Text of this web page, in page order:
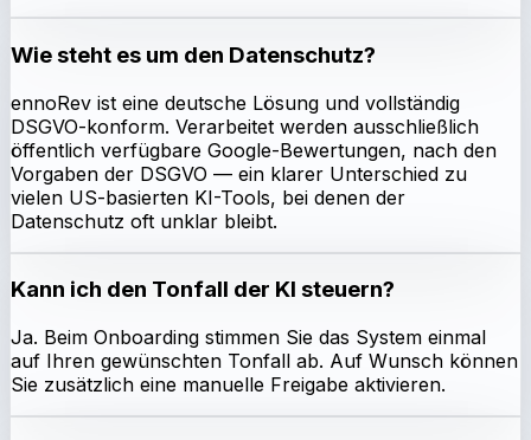
Wie steht es um den Datenschutz?
ennoRev ist eine deutsche Lösung und vollständig
DSGVO-konform. Verarbeitet werden ausschließlich
öffentlich verfügbare Google-Bewertungen, nach den
Vorgaben der DSGVO — ein klarer Unterschied zu
vielen US-basierten KI-Tools, bei denen der
Datenschutz oft unklar bleibt.
Kann ich den Tonfall der KI steuern?
Ja. Beim Onboarding stimmen Sie das System einmal
auf Ihren gewünschten Tonfall ab. Auf Wunsch können
Sie zusätzlich eine manuelle Freigabe aktivieren.